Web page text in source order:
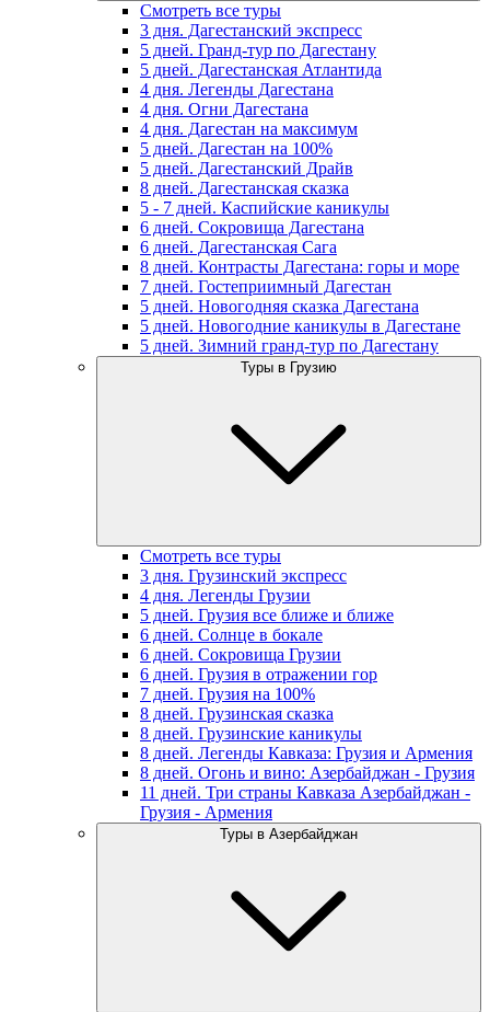
Смотреть все туры
3 дня. Дагестанский экспресс
5 дней. Гранд-тур по Дагестану
5 дней. Дагестанская Атлантида
4 дня. Легенды Дагестана
4 дня. Огни Дагестана
4 дня. Дагестан на максимум
5 дней. Дагестан на 100%
5 дней. Дагестанский Драйв
8 дней. Дагестанская сказка
5 - 7 дней. Каспийские каникулы
6 дней. Сокровища Дагестана
6 дней. Дагестанская Сага
8 дней. Контрасты Дагестана: горы и море
7 дней. Гостеприимный Дагестан
5 дней. Новогодняя сказка Дагестана
5 дней. Новогодние каникулы в Дагестане
5 дней. Зимний гранд-тур по Дагестану
Туры в Грузию
Смотреть все туры
3 дня. Грузинский экспресс
4 дня. Легенды Грузии
5 дней. Грузия все ближе и ближе
6 дней. Солнце в бокале
6 дней. Сокровища Грузии
6 дней. Грузия в отражении гор
7 дней. Грузия на 100%
8 дней. Грузинская сказка
8 дней. Грузинские каникулы
8 дней. Легенды Кавказа: Грузия и Армения
8 дней. Огонь и вино: Азербайджан - Грузия
11 дней. Три страны Кавказа Азербайджан -
Грузия - Армения
Туры в Азербайджан